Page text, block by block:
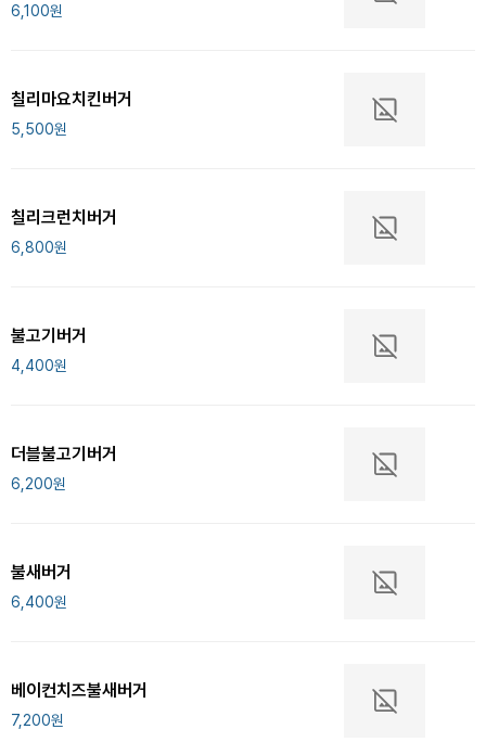
6,100원
칠리마요치킨버거
5,500원
칠리크런치버거
6,800원
불고기버거
4,400원
더블불고기버거
6,200원
불새버거
6,400원
베이컨치즈불새버거
7,200원